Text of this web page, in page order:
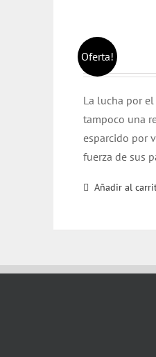
Oferta!
La lucha por
tampoco una
esparcido por
fuerza de sus
Añadir al